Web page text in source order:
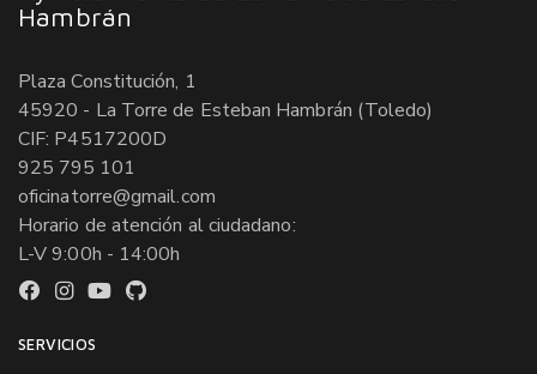
Hambrán
Plaza Constitución, 1
45920 - La Torre de Esteban Hambrán (Toledo)
CIF: P4517200D
925 795 101
oficinatorre@gmail.com
Horario de atención al ciudadano:
L-V 9:00h - 14:00h
SERVICIOS